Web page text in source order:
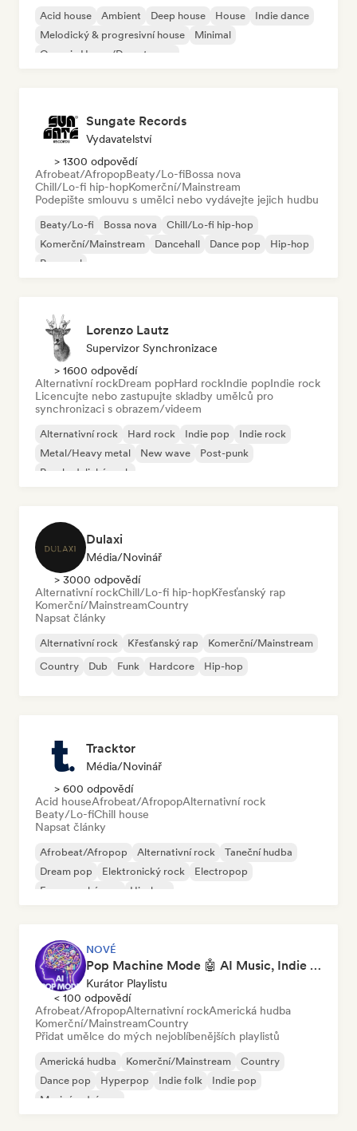
Acid house Ambient Deep house House
Indie dance
Melodický & progresivní house
Minimal
Organic House/Downtempo
Sungate Records
Vydavatelství
> 1300 odpovědí
Afrobeat/AfropopBeaty/Lo-fiBossa nova
Chill/Lo-fi hip-hopKomerční/Mainstream
Podepište smlouvu s umělci nebo vydávejte jejich hudbu
Beaty/Lo-fi Bossa nova
Chill/Lo-fi hip-hop
Komerční/Mainstream
Dancehall Dance pop
Hip-hop
Pop-soul
Lorenzo Lautz
Supervizor Synchronizace
> 1600 odpovědí
Alternativní rockDream popHard rockIndie popIndie rock
Licencujte nebo zastupujte skladby umělců pro
synchronizaci s obrazem/videem
Alternativní rock Hard rock Indie pop
Indie rock
Metal/Heavy metal
New wave
Post-punk
Psychedelický rock
Dulaxi
Média/novinář
> 3000 odpovědí
Alternativní rockChill/Lo-fi hip-hopKřesťanský rap
Komerční/MainstreamCountry
Napsat články
Alternativní rock Křesťanský rap
Komerční/Mainstream
Country
Dub Funk Hardcore Hip-hop
Tracktor
Média/novinář
> 600 odpovědí
Acid houseAfrobeat/AfropopAlternativní rock
Beaty/Lo-fiChill house
Napsat články
Afrobeat/Afropop Alternativní rock
Taneční hudba
Dream pop
Elektronický rock
Electropop
Francouzský pop
Hip-hop
NOVÉ
Pop Machine Mode 🤖 AI Music, Indie Pop & Dream Pop
Kurátor Playlistu
< 100 odpovědí
Afrobeat/AfropopAlternativní rockAmerická hudba
Komerční/MainstreamCountry
Přidat umělce do mých nejoblíbenějších playlistů
Americká hudba Komerční/Mainstream
Country
Dance pop
Hyperpop Indie folk
Indie pop
Mezinárodní pop